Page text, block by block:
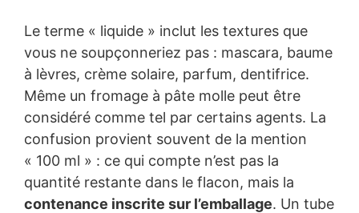
Le terme « liquide » inclut les textures que
vous ne soupçonneriez pas : mascara, baume
à lèvres, crème solaire, parfum, dentifrice.
Même un fromage à pâte molle peut être
considéré comme tel par certains agents. La
confusion provient souvent de la mention
« 100 ml » : ce qui compte n’est pas la
quantité restante dans le flacon, mais la
contenance inscrite sur l’emballage. Un tube